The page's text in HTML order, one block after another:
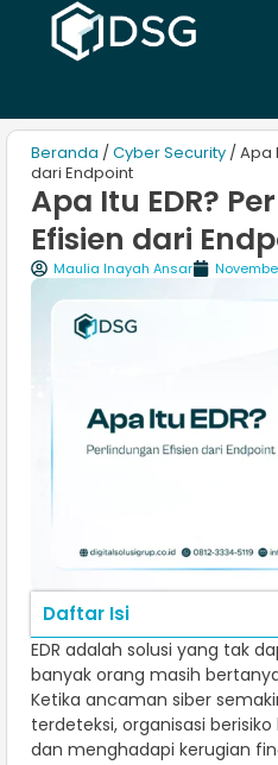
Beranda / Cyber Security / Apa
dari Endpoint
Apa Itu EDR?
Efisien dari
Maulia Inayah Ansar
Daftar Isi
EDR adalah solusi yang tak
banyak orang masih
Ketika ancaman siber
terdeteksi, organisasi
dan menghadapi kerugian